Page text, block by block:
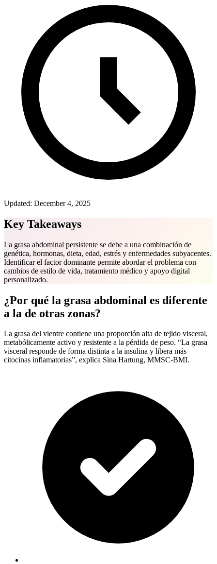
Updated: December 4, 2025
Key Takeaways
La grasa abdominal persistente se debe a una combinación de
genética, hormonas, dieta, edad, estrés y enfermedades subyacentes.
Identificar el factor dominante permite abordar el problema con
cambios de estilo de vida, tratamiento médico y apoyo digital
personalizado.
¿Por qué la grasa abdominal es diferente
a la de otras zonas?
La grasa del vientre contiene una proporción alta de tejido visceral,
metabólicamente activo y resistente a la pérdida de peso. “La grasa
visceral responde de forma distinta a la insulina y libera más
citocinas inflamatorias”, explica Sina Hartung, MMSC-BMI.